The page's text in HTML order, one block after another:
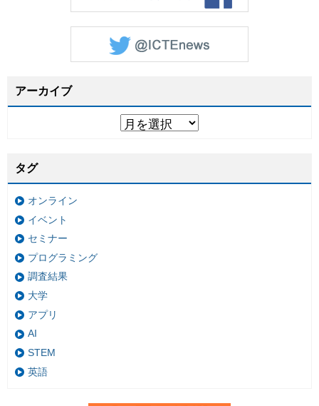
アーカイブ
タグ
オンライン
イベント
セミナー
プログラミング
調査結果
大学
アプリ
AI
STEM
英語